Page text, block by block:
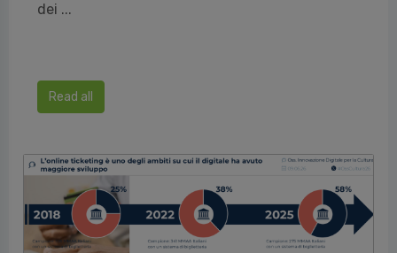
dei ...
Read all